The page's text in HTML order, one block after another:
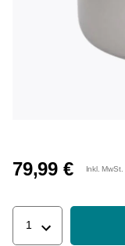
79,99 € Inkl. MwSt.
1